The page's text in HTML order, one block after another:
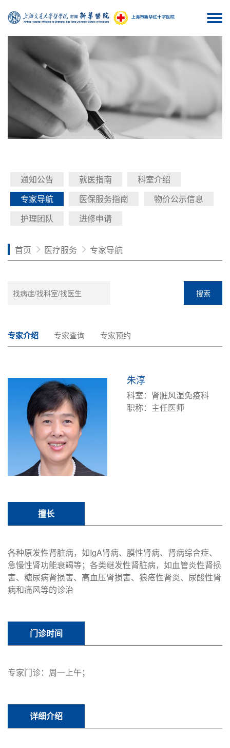
通知公告 就医指南
科室介绍
专家导航
医保服务指南
物价公示信息
护理团队
进修申请
首页 医疗服务 专家导航
搜索
专家介绍 专家查询 专家预约
朱淳
科室：肾脏风湿免疫科
职称：主任医师
擅长
各种原发性肾脏病，如IgA肾病、膜性肾病、肾病综合症、
急慢性肾功能衰竭等；各类继发性肾脏病，如血管炎性肾损
害、糖尿病肾损害、高血压肾损害、狼疮性肾炎、尿酸性肾
病和痛风等的诊治
门诊时间
专家门诊：周一上午；
详细介绍